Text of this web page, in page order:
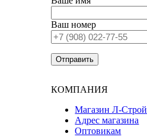
Ваш номер
КОМПАНИЯ
Магазин Л-Строй
Адрес магазина
Оптовикам